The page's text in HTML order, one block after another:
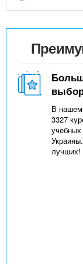
В нашем
3327
учебных
лучших!